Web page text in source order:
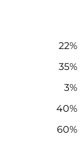
22%
35%
3%
40%
60%